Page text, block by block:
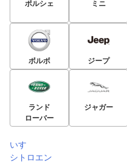
ポルシェ ミニ
ボルボ ジープ
ランド
ローバー
ジャガー
いすゞ
シトロエン